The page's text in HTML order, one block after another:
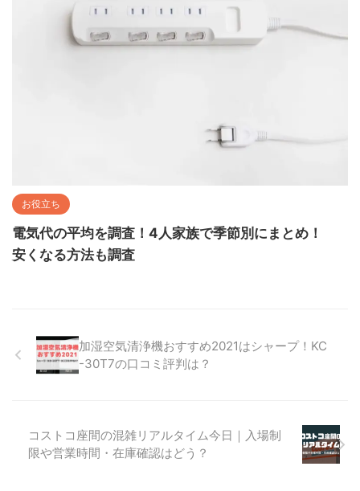
お役立ち
電気代の平均を調査！4人家族で季節別にまとめ！
安くなる方法も調査
加湿空気清浄機おすすめ2021はシャープ！KC
-30T7の口コミ評判は？
コストコ座間の混雑リアルタイム今日｜入場制
限や営業時間・在庫確認はどう？